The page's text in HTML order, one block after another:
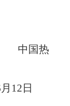
中国热
月 12 日